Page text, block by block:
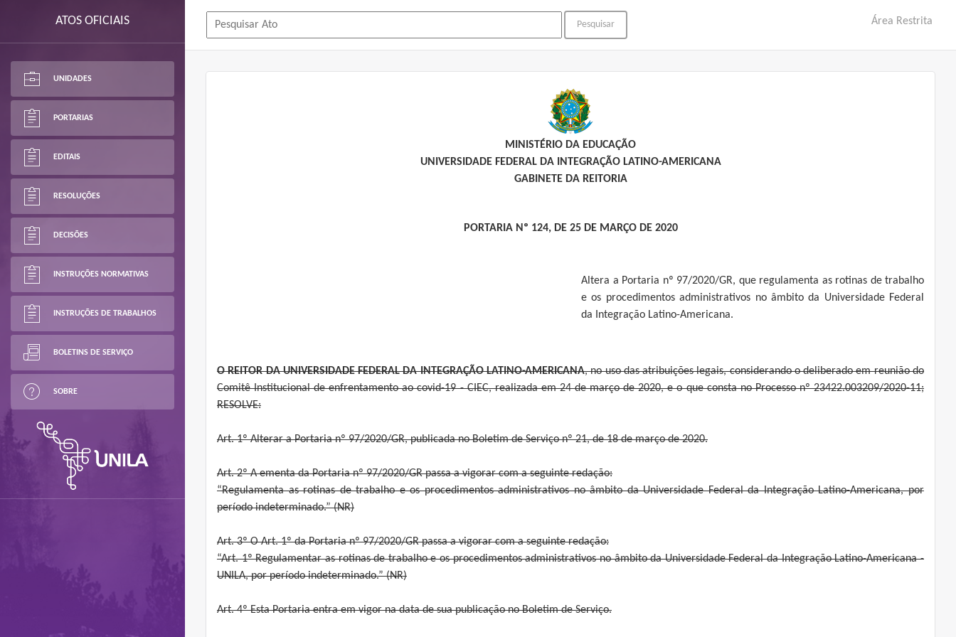
ATOS OFICIAIS
UNIDADES
PORTARIAS
EDITAIS
RESOLUÇÕES
DECISÕES
INSTRUÇÕES NORMATIVAS
INSTRUÇÕES DE TRABALHOS
BOLETINS DE SERVIÇO
SOBRE
Área Restrita
MINISTÉRIO DA EDUCAÇÃO
UNIVERSIDADE FEDERAL DA INTEGRAÇÃO LATINO-AMERICANA
GABINETE DA REITORIA
PORTARIA Nº 124, DE 25 DE MARÇO DE 2020
Altera a Portaria nº 97/2020/GR, que regulamenta as rotinas de trabalho
e os procedimentos administrativos no âmbito da Universidade Federal
da Integração Latino-Americana.
O REITOR DA UNIVERSIDADE FEDERAL DA INTEGRAÇÃO LATINO-AMERICANA, no uso das atribuições legais, considerando o deliberado em reunião do
Comitê Institucional de enfrentamento ao covid-19 - CIEC, realizada em 24 de março de 2020, e o que consta no Processo nº 23422.003209/2020-11;
RESOLVE:
Art. 1º Alterar a Portaria nº 97/2020/GR, publicada no Boletim de Serviço nº 21, de 18 de março de 2020.
Art. 2º A ementa da Portaria nº 97/2020/GR passa a vigorar com a seguinte redação:
“Regulamenta as rotinas de trabalho e os procedimentos administrativos no âmbito da Universidade Federal da Integração Latino-Americana, por
período indeterminado.” (NR)
Art. 3º O Art. 1º da Portaria nº 97/2020/GR passa a vigorar com a seguinte redação:
“Art. 1º Regulamentar as rotinas de trabalho e os procedimentos administrativos no âmbito da Universidade Federal da Integração Latino-Americana -
UNILA, por período indeterminado.” (NR)
Art. 4º Esta Portaria entra em vigor na data de sua publicação no Boletim de Serviço.